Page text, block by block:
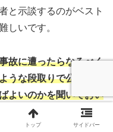
と示談するのがベスト
しいです。
故に遭ったらなるべく
うな段取りで公的制度
よいのかを聞いておい
トップ サイドバー